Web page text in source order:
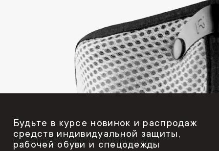
Будьте в курсе новинок и распродаж
средств индивидуальной защиты,
рабочей обуви и спецодежды